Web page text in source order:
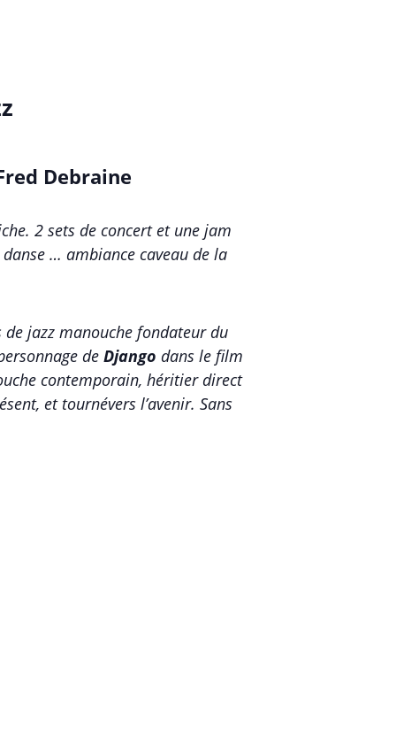
Debraine
2 sets de concert et une jam
… ambiance caveau de la
jazz manouche fondateur du
de Django dans le film
contemporain, héritier direct
et tournévers l’avenir. Sans